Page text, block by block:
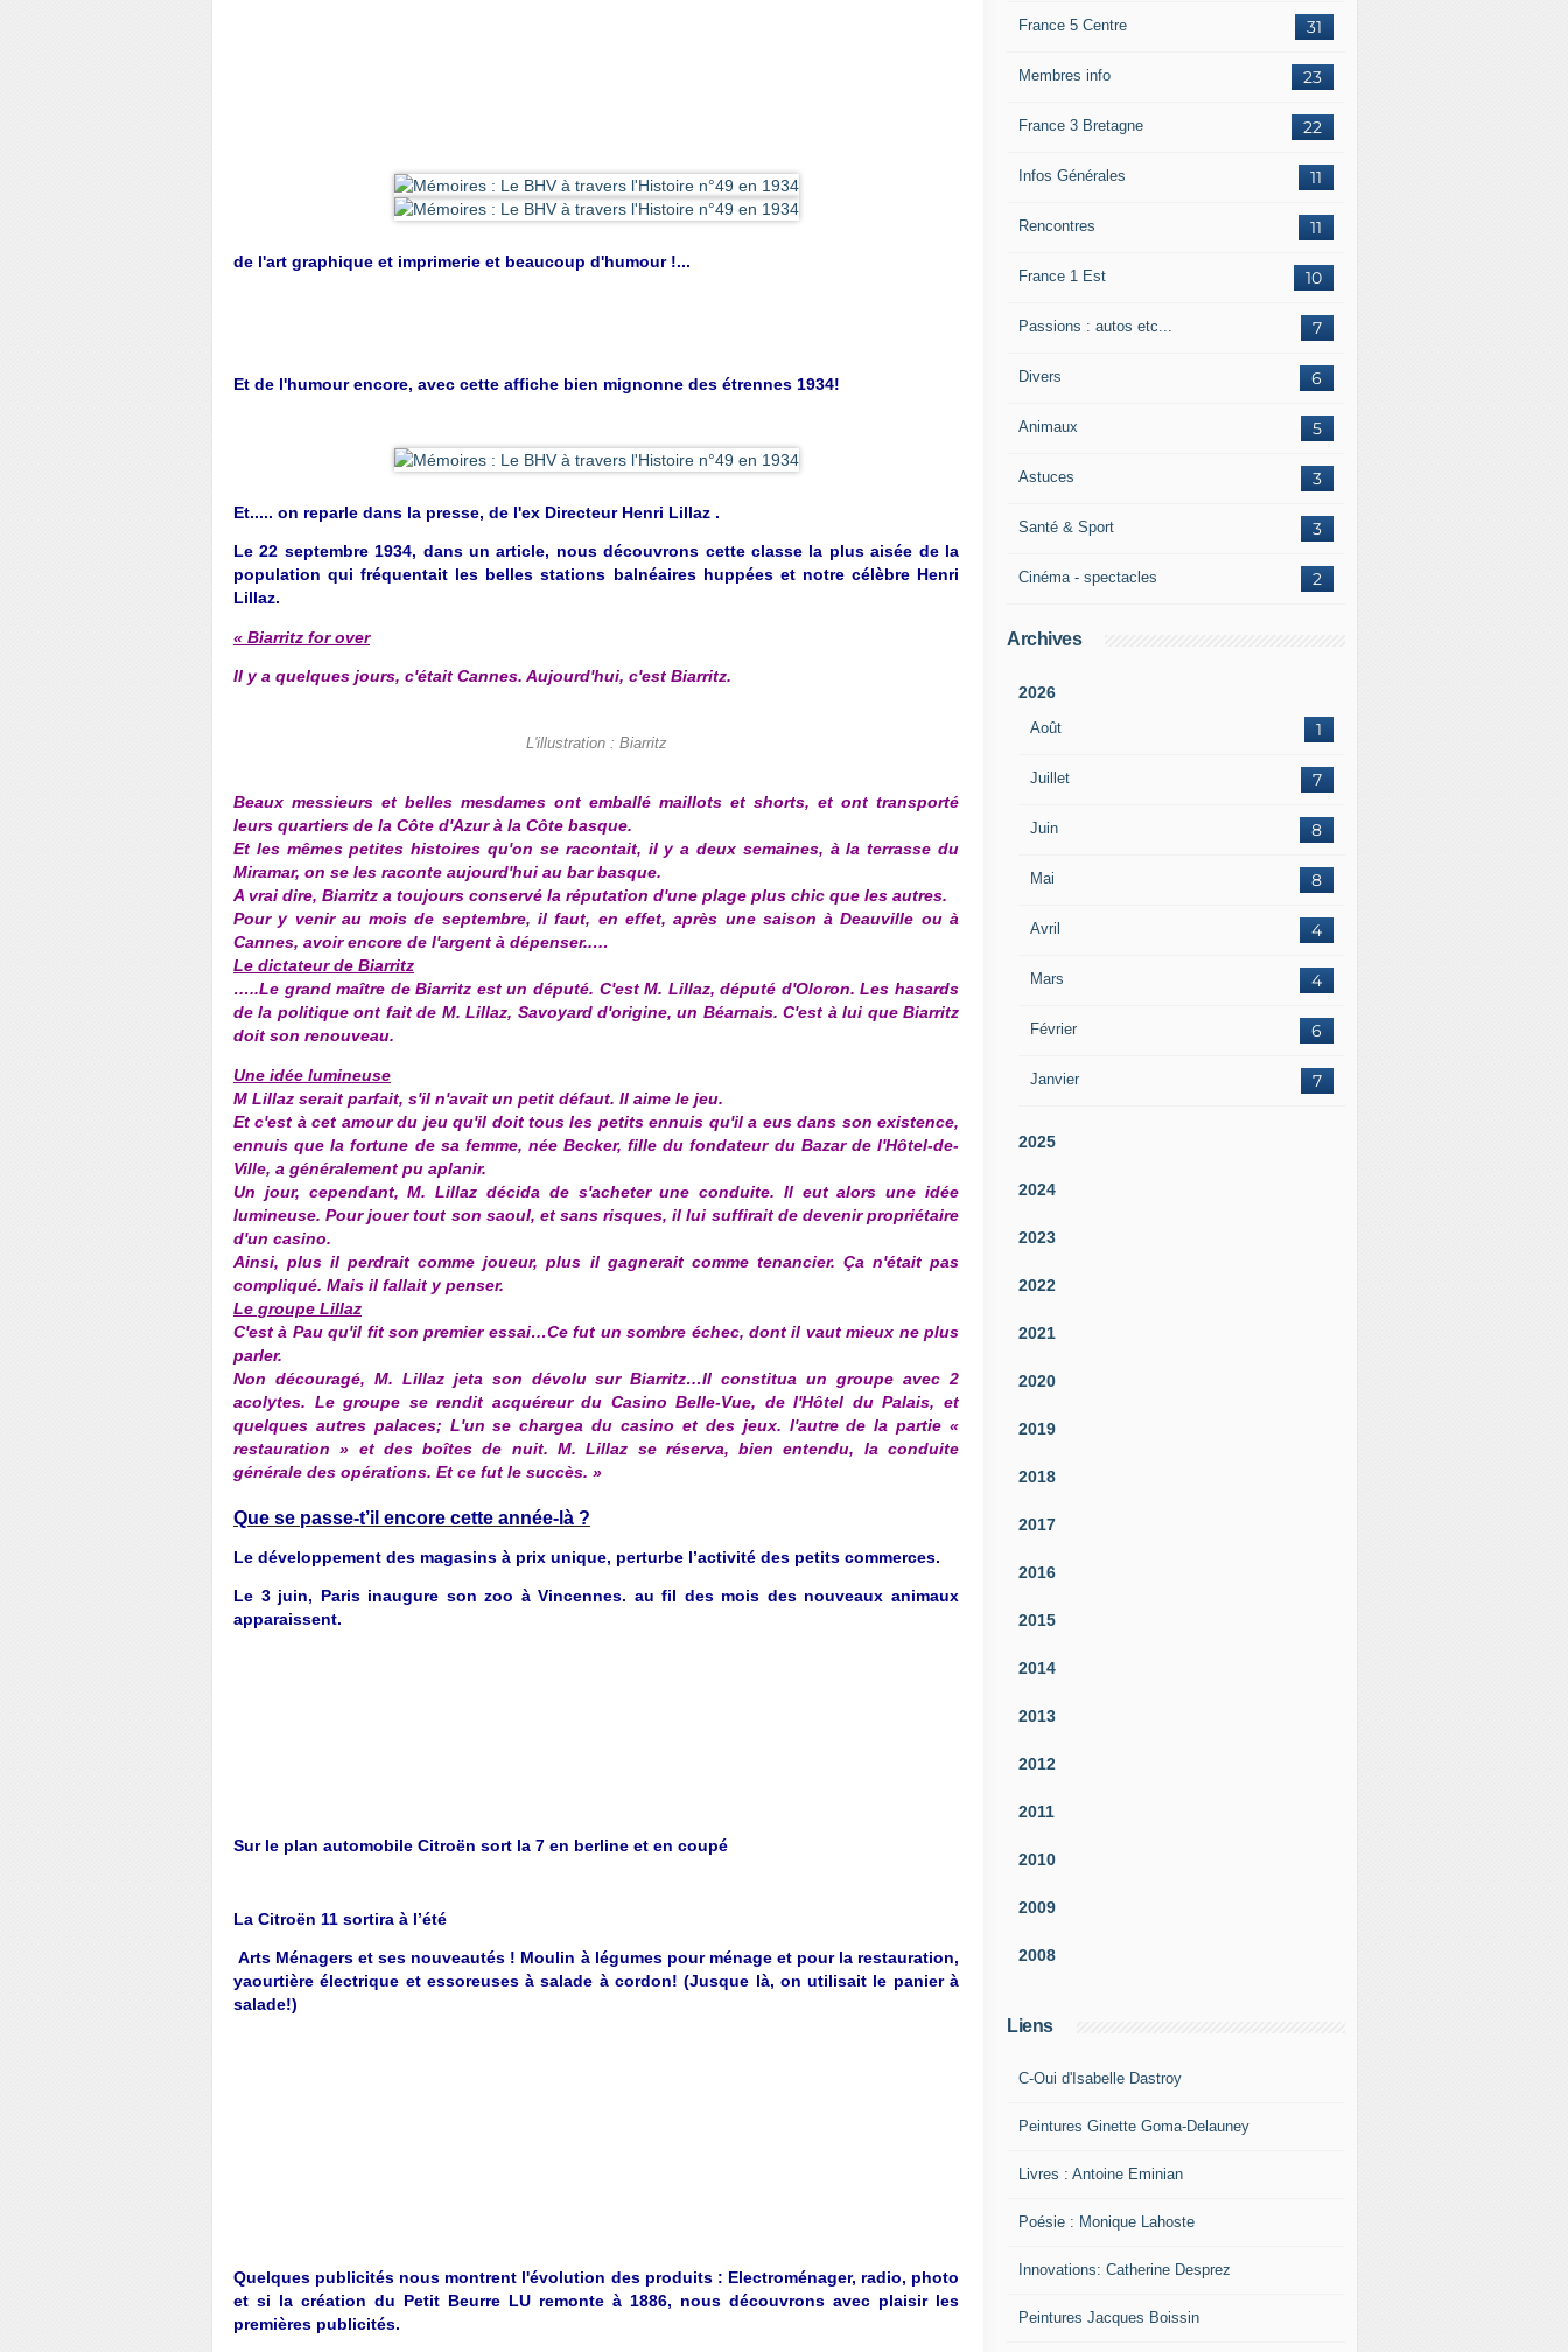
de l'art graphique et imprimerie et beaucoup d'humour !...
Et de l'humour encore, avec cette affiche bien mignonne des étrennes 1934!
Et..... on reparle dans la presse, de l'ex Directeur Henri Lillaz .
Le 22 septembre 1934, dans un article, nous découvrons cette classe la plus aisée de la
population qui fréquentait les belles stations balnéaires huppées et notre célèbre Henri
Lillaz.
« Biarritz for over
Il y a quelques jours, c'était Cannes. Aujourd'hui, c'est Biarritz.
L'illustration : Biarritz
Beaux messieurs et belles mesdames ont emballé maillots et shorts, et ont transporté
leurs quartiers de la Côte d'Azur à la Côte basque.
Et les mêmes petites histoires qu'on se racontait, il y a deux semaines, à la terrasse du
Miramar, on se les raconte aujourd'hui au bar basque.
A vrai dire, Biarritz a toujours conservé la réputation d'une plage plus chic que les autres.
Pour y venir au mois de septembre, il faut, en effet, après une saison à Deauville ou à
Cannes, avoir encore de l'argent à dépenser..…
Le dictateur de Biarritz
…..Le grand maître de Biarritz est un député. C'est M. Lillaz, député d'Oloron. Les hasards
de la politique ont fait de M. Lillaz, Savoyard d'origine, un Béarnais. C'est à lui que Biarritz
doit son renouveau.
Une idée lumineuse
M Lillaz serait parfait, s'il n'avait un petit défaut. Il aime le jeu.
Et c'est à cet amour du jeu qu'il doit tous les petits ennuis qu'il a eus dans son existence,
ennuis que la fortune de sa femme, née Becker, fille du fondateur du Bazar de l'Hôtel-de-
Ville, a généralement pu aplanir.
Un jour, cependant, M. Lillaz décida de s'acheter une conduite. Il eut alors une idée
lumineuse. Pour jouer tout son saoul, et sans risques, il lui suffirait de devenir propriétaire
d'un casino.
Ainsi, plus il perdrait comme joueur, plus il gagnerait comme tenancier. Ça n'était pas
compliqué. Mais il fallait y penser.
Le groupe Lillaz
C'est à Pau qu'il fit son premier essai…Ce fut un sombre échec, dont il vaut mieux ne plus
parler.
Non découragé, M. Lillaz jeta son dévolu sur Biarritz…Il constitua un groupe avec 2
acolytes. Le groupe se rendit acquéreur du Casino Belle-Vue, de l'Hôtel du Palais, et
quelques autres palaces; L'un se chargea du casino et des jeux. l'autre de la partie «
restauration » et des boîtes de nuit. M. Lillaz se réserva, bien entendu, la conduite
générale des opérations. Et ce fut le succès. »
Que se passe-t’il encore cette année-là ?
Le développement des magasins à prix unique, perturbe l’activité des petits commerces.
Le 3 juin, Paris inaugure son zoo à Vincennes. au fil des mois des nouveaux animaux
apparaissent.
Sur le plan automobile Citroën sort la 7 en berline et en coupé
La Citroën 11 sortira à l’été
Arts Ménagers et ses nouveautés ! Moulin à légumes pour ménage et pour la restauration,
yaourtièreélectrique et essoreusesà salade à cordon! (Jusque là, on utilisait le panier à
salade!)
Quelques publicités nous montrent l'évolution des produits : Electroménager, radio, photo
et si la création du Petit Beurre LU remonte à 1886, nous découvrons avec plaisir les
premières publicités.
31
France 5 Centre
23
Membres info
22
France 3 Bretagne
11
Infos Générales
11
Rencontres
10
France 1 Est
7
Passions : autos etc...
6
Divers
5
Animaux
3
Astuces
3
Santé & Sport
2
Cinéma - spectacles
Archives
2026
Août 1
Juillet 7
Juin 8
Mai 8
Avril 4
Mars 4
Février 6
Janvier 7
2025
2024
2023
2022
2021
2020
2019
2018
2017
2016
2015
2014
2013
2012
2011
2010
2009
2008
Liens
C-Oui d'Isabelle Dastroy
Peintures Ginette Goma-Delauney
Livres : Antoine Eminian
Poésie : Monique Lahoste
Innovations: Catherine Desprez
Peintures Jacques Boissin